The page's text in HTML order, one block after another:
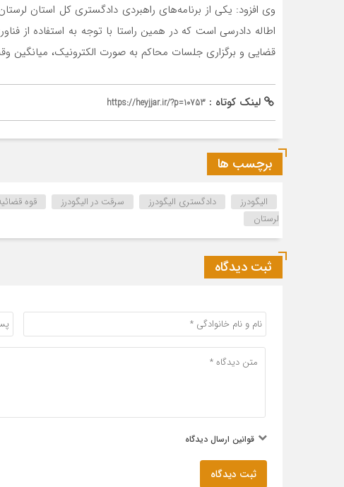
وی افزود: یکی از برنامه‌های راهبردی دادگستری کل استان
اطاله دادرسی است که در همین راستا با توجه به استفاده از
قضایی و برگزاری جلسات محاکم به صورت الکترونیک، میانگین
لینک کوتاه : https://heyjjar.ir/?p=10753
برچسب ها
الیگودرز دادگستری الیگودرز سرقت در الیگودرز قوه
لرستان
ثبت دیدگاه
قوانین ارسال دیدگاه
ثبت دیدگاه